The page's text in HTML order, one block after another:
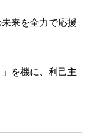
来を全力で応援
を機に、利己主